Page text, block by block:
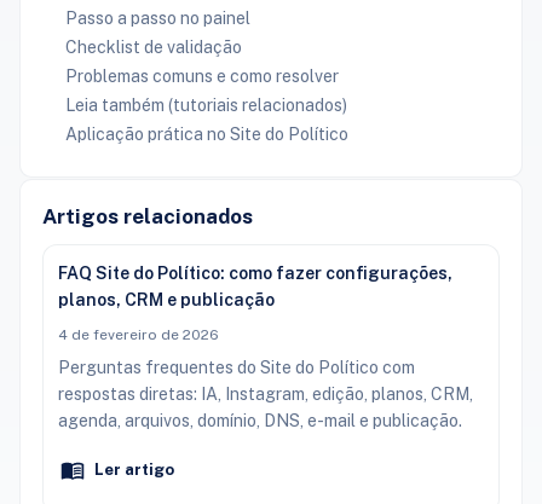
Passo a passo no painel
Checklist de validação
Problemas comuns e como resolver
Leia também (tutoriais relacionados)
Aplicação prática no Site do Político
Artigos relacionados
FAQ Site do Político: como fazer configurações,
planos, CRM e publicação
4 de fevereiro de 2026
Perguntas frequentes do Site do Político com
respostas diretas: IA, Instagram, edição, planos, CRM,
agenda, arquivos, domínio, DNS, e-mail e publicação.
Ler artigo